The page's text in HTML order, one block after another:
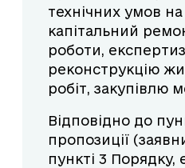
технічних умов
капітальний
роботи,
реконструкцію
робіт, закупівлю
Відповідно до
пропозиції
пункті 3 Порядку,